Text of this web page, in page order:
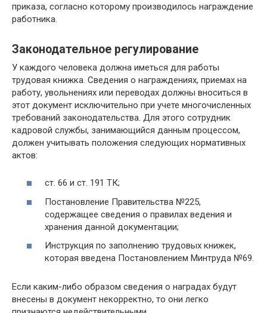
приказа, согласно которому производилось награждение
работника.
Законодательное регулирование
У каждого человека должна иметься для работы
трудовая книжка. Сведения о награждениях, приемах на
работу, увольнениях или переводах должны вноситься в
этот документ исключительно при учете многочисленных
требований законодательства. Для этого сотрудник
кадровой службы, занимающийся данным процессом,
должен учитывать положения следующих нормативных
актов:
ст. 66 и ст. 191 ТК;
Постановление Правительства №225,
содержащее сведения о правилах ведения и
хранения данной документации;
Инструкция по заполнению трудовых книжек,
которая введена Постановлением Минтруда №69.
Если каким-либо образом сведения о наградах будут
внесены в документ некорректно, то они легко